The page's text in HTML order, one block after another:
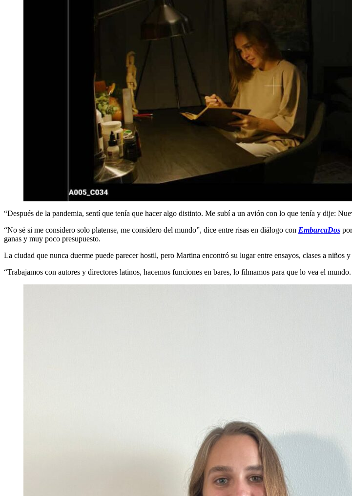
“Después de la pandemia, sentí que tenía que hacer algo distinto. Me subí a un avión con lo que tenía y dije:
“No sé si me considero solo platense, me considero del mundo”, dice entre risas en diálogo con EmbarcaDos
ganas y muy poco presupuesto.
La ciudad que nunca duerme puede parecer hostil, pero Martina encontró su lugar entre ensayos, clases a
“Trabajamos con autores y directores latinos, hacemos funciones en bares, lo filmamos para que lo vea el